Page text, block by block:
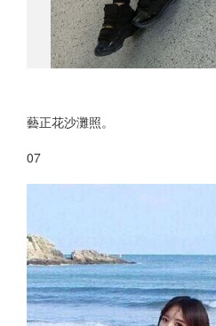
藝正花沙灘照。
07